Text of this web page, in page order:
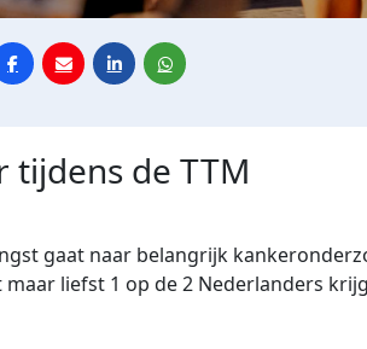
de TTM
gaat naar belangrijk
liefst 1 op de 2 Nederlanders